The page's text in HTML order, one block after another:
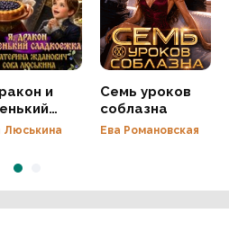
и
Люськина
Семь уроков
соблазна
Ева Романовская